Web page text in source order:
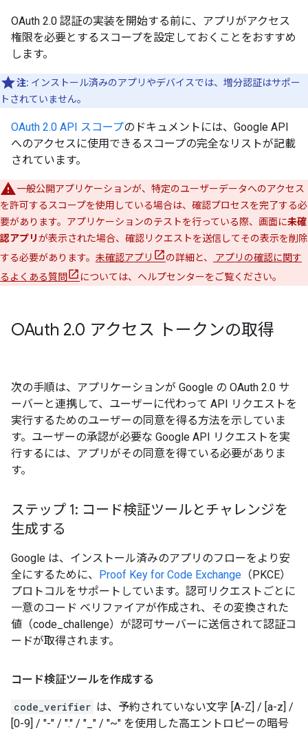
OAuth 2.0 認証の実装を開始する前に、アプリがアクセス
権限を必要とするスコープを設定しておくことをおすすめ
します。
注: インストール済みのアプリやデバイスでは、増分認証はサポー
トされていません。
OAuth 2.0 API スコープのドキュメントには、Google API
へのアクセスに使用できるスコープの完全なリストが記載
されています。
一般公開アプリケーションが、特定のユーザーデータへのアクセス
を許可するスコープを使用している場合は、確認プロセスを完了する必
要があります。アプリケーションのテストを行っている際、画面に未確
認アプリが表示された場合、確認リクエストを送信してその表示を削除
する必要があります。 未確認アプリ の詳細と、
アプリの確認に関す
るよくある質問
については、ヘルプセンターをご覧ください。
OAuth 2.0 アクセス トークンの取得
次の手順は、アプリケーションが Google の OAuth 2.0 サ
ーバーと連携して、ユーザーに代わって API リクエストを
実行するためのユーザーの同意を得る方法を示していま
す。ユーザーの承認が必要な Google API リクエストを実
行するには、アプリがその同意を得ている必要がありま
す。
ステップ 1: コード検証ツールとチャレンジを
生成する
Google は、インストール済みのアプリのフローをより安
全にするために、 Proof Key for Code Exchange （PKCE）
プロトコルをサポートしています。認可リクエストごとに
一意のコード ベリファイアが作成され、その変換された
値（code_challenge）が認可サーバーに送信されて認証コ
ードが取得されます。
コード検証ツールを作成する
code_verifier は、予約されていない文字 [A-Z] / [a-z] /
[0-9] / "-" / "." / "_" / "~" を使用した高エントロピーの暗号